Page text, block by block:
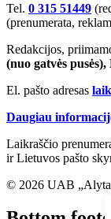
Tel. 0 315 51449
(prenumerata,
Redakcijos,
(nuo gatvės
El. pašto adresas
Daugiau
Laikraščio
ir Lietuvos pašto
© 2026 UAB